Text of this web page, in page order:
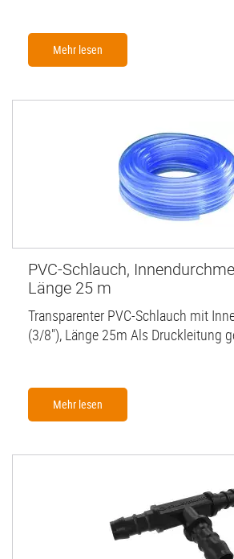
Mehr lesen
PVC-Schlauch,
Länge 25 m
Transparenter PVC-Schlauch mit
(3/8"), Länge 25m Als Druckleitung
Mehr lesen